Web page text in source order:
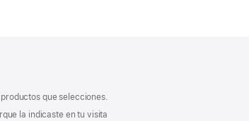
que selecciones.
la indicaste en tu visita